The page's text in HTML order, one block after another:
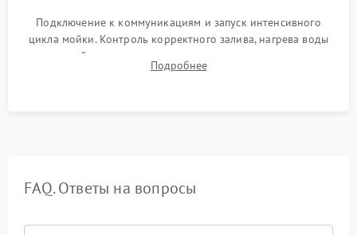
Подключение к коммуникациям и запуск интенсивного
цикла мойки. Контроль корректного залива, нагрева воды
до нужной температуры, отсутствия посторонних шумов,
штатного слива и абсолютной сухости в поддоне.
Подробнее
FAQ. Ответы на вопросы